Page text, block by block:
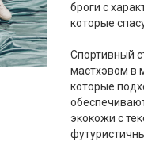
броги с
которые
Спортивный
мастхэвом в
которые
экокожи с